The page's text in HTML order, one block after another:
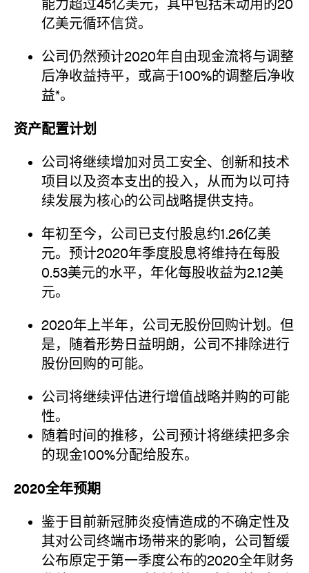
能力超过45亿美元，其中包括未动用的20
亿美元循环信贷。
公司仍然预计2020年自由现金流将与调整
后净收益持平，或高于100%的调整后净收
益*。
资产配置计划
公司将继续增加对员工安全、创新和技术
项目以及资本支出的投入，从而为以可持
续发展为核心的公司战略提供支持。
年初至今，公司已支付股息约1.26亿美
元。预计2020年季度股息将维持在每股
0.53美元的水平，年化每股收益为2.12美
元。
2020年上半年，公司无股份回购计划。但
是，随着形势日益明朗，公司不排除进行
股份回购的可能。
公司将继续评估进行增值战略并购的可能
性。
随着时间的推移，公司预计将继续把多余
的现金100%分配给股东。
2020全年预期
鉴于目前新冠肺炎疫情造成的不确定性及
其对公司终端市场带来的影响，公司暂缓
公布原定于第一季度公布的2020全年财务